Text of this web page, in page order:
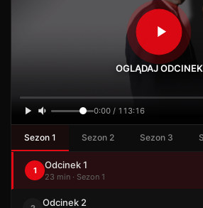
OGLĄDAJ ODCINEK
0:00 / 113:16
Sezon 1 Sezon 2 Sezon 3
1 Odcinek 1
23 min · Sezon 1
Odcinek 2